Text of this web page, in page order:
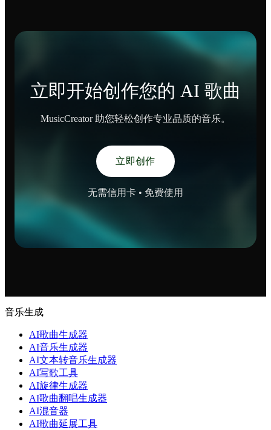
立即开始创作您的 AI 歌曲
MusicCreator 助您轻松创作专业品质的音乐。
立即创作
无需信用卡 • 免费使用
音乐生成
AI歌曲生成器
AI音乐生成器
AI文本转音乐生成器
AI写歌工具
AI旋律生成器
AI歌曲翻唱生成器
AI混音器
AI歌曲延展工具